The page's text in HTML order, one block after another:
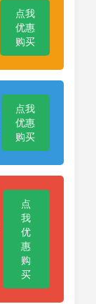
点我
优惠
购买
点我
优惠
购买
点
我
优
惠
购
买